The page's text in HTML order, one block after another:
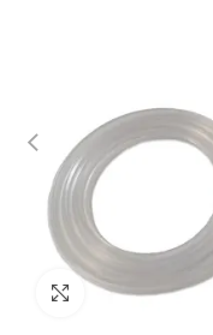
Click to enlarge